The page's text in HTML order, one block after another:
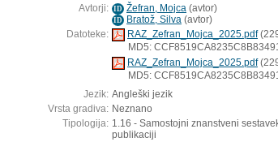
Avtorji: ID Žefran, Mojca (avtor)
ID Bratož, Silva (avtor)
Datoteke:
RAZ_Zefran_Mojca_2025.pdf
MD5:
RAZ_Zefran_Mojca_2025.pdf
MD5:
Jezik: Angleški jezik
Vrsta gradiva: Neznano
Tipologija: 1.16 - Samostojni znanstveni
publikaciji